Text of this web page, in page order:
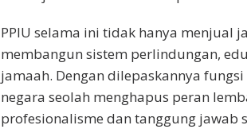
PPIU selama ini tidak hanya menjual
membangun sistem perlindungan,
jamaah. Dengan dilepaskannya
negara seolah menghapus peran
profesionalisme dan tanggung jawab